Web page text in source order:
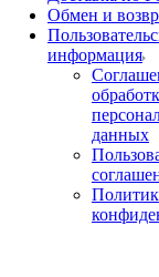
Обмен и
информация
данных